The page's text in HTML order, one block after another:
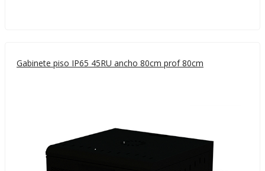
Gabinete piso IP65 45RU ancho 80cm prof 80cm